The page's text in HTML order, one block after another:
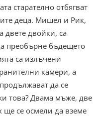
старателно отбягват
деца. Мишел и Рик,
двете двойки, са
преобърне бъдещето
са излъчени
камери, а
да се
това? Двама мъже, две
ще се осмели да вземе